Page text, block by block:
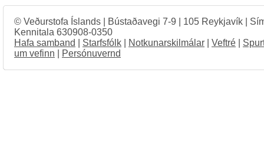
© Veðurstofa Íslands | Bústaðavegi 7-9 | 105 Reykjavík |
Kennitala 630908-0350
Hafa samband
Starfsfólk Notkunarskilmálar Veftré
um vefinn
Persónuvernd